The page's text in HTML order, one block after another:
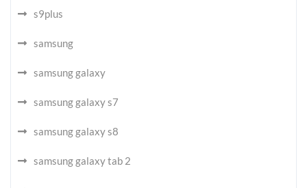
s9plus
samsung
samsung galaxy
samsung galaxy s7
samsung galaxy s8
samsung galaxy tab 2